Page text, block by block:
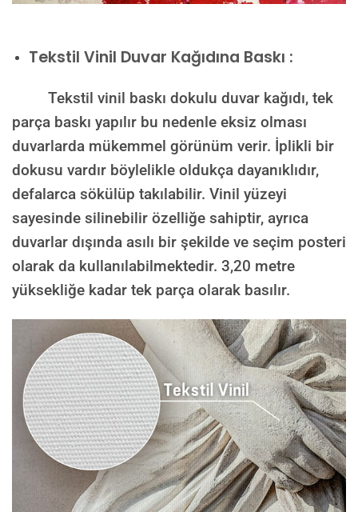
Tekstil Vinil Duvar Kağıdına Baskı :
Tekstil vinil baskı dokulu duvar kağıdı, tek
parça baskı yapılır bu nedenle eksiz olması
duvarlarda mükemmel görünüm verir. İplikli bir
dokusu vardır böylelikle oldukça dayanıklıdır,
defalarca sökülüp takılabilir. Vinil yüzeyi
sayesinde silinebilir özelliğe sahiptir, ayrıca
duvarlar dışında asılı bir şekilde ve seçim posteri
olarak da kullanılabilmektedir. 3,20 metre
yüksekliğe kadar tek parça olarak basılır.